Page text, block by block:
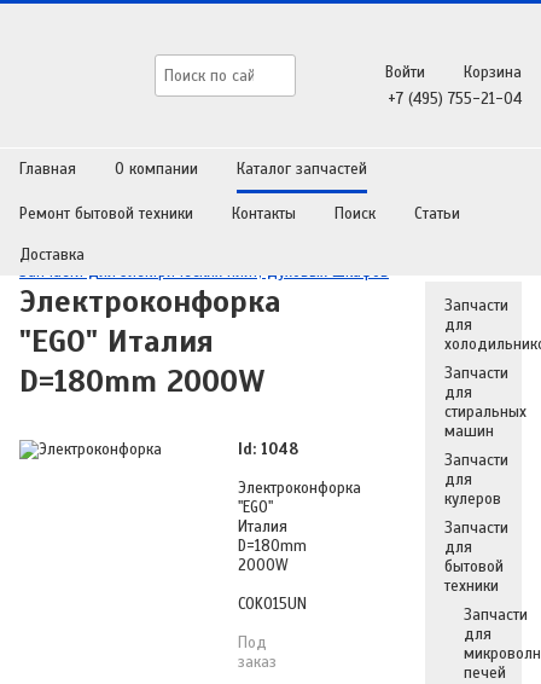
Корзина
Войти
+7 (495) 755-21-04
Главная О компании Каталог запчастей
Ремонт бытовой техники Контакты Поиск Статьи
Доставка
Главная/
Запчасти для электрических плит, духовых шкафов
Запчасти
для
Запчасти
для
стиральных
машин
Запчасти
для
кулеров
Запчасти
для
бытовой
техники
Запчасти
для
печей
Электроконфорка
"EGO" Италия
D=180mm 2000W
Id: 1048
Электроконфорка
"EGO"
Италия
D=180mm
2000W
СОK015UN
Под
заказ